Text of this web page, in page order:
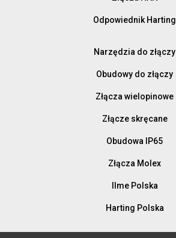
Odpowiednik Harting
Narzędzia do złączy
Obudowy do złączy
Złącza wielopinowe
Złącze skręcane
Obudowa IP65
Złącza Molex
Ilme Polska
Harting Polska